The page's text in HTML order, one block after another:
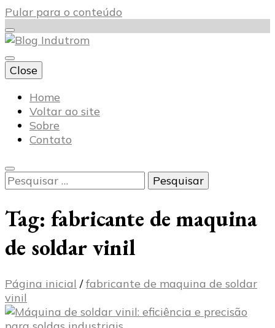
Pular para o conteúdo
Blog Indutrom
Close
Home
Voltar ao site
Sobre
Contato
Pesquisar
por:
Tag: fabricante de maquina
de soldar vinil
Página inicial / fabricante de maquina de soldar
vinil